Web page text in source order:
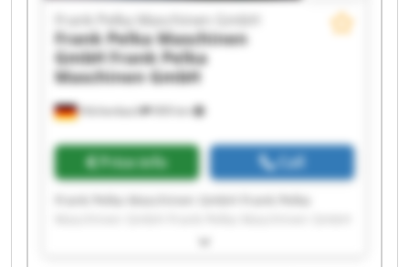
Hilchenbach 909 km
Frank Pelka Maschinen GmbH
Frank Pelka Maschinen
GmbHFrank Pelka
Maschinen GmbH
Price info Call
Frank Pelka Maschinen GmbH Frank Pelka